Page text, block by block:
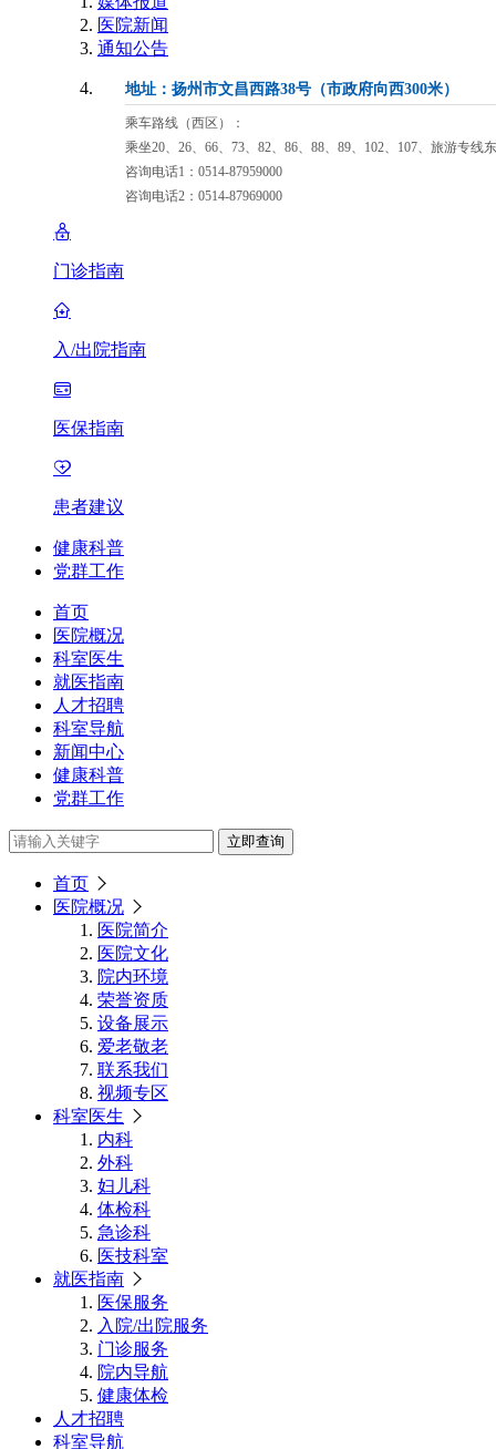
医院新闻
通知公告
地址：扬州市文昌西路38号（市政府向西300米）
乘车路线（西区）：
乘坐20、26、66、73、82、86、88、89、102、107、旅游专线
咨询电话1：0514-87959000
咨询电话2：0514-87969000
门诊指南
入/出院指南
医保指南
患者建议
健康科普
党群工作
首页
医院概况
科室医生
就医指南
人才招聘
科室导航
新闻中心
健康科普
党群工作
立即查询
首页
医院概况
医院简介
医院文化
院内环境
荣誉资质
设备展示
爱老敬老
联系我们
视频专区
科室医生
内科
外科
妇儿科
体检科
急诊科
医技科室
就医指南
医保服务
入院/出院服务
门诊服务
院内导航
健康体检
人才招聘
科室导航